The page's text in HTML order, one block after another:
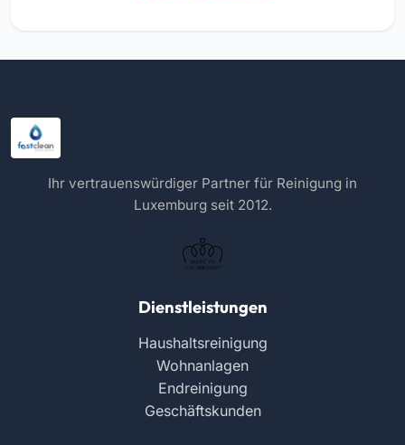
Ihr vertrauenswürdiger Partner für Reinigung in
Luxemburg seit 2012.
Dienstleistungen
Haushaltsreinigung
Wohnanlagen
Endreinigung
Geschäftskunden